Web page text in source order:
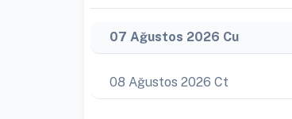
07 Ağustos 2026 Cu
08 Ağustos 2026 Ct